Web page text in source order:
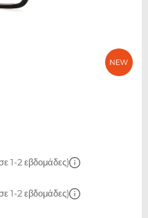
1-2 εβδομάδες)
1-2 εβδομάδες)